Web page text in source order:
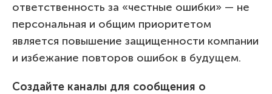
ответственность за «честные ошибки» — не
персональная и общим приоритетом
является повышение защищенности компании
и избежание повторов ошибок в будущем.
Создайте каналы для сообщения о